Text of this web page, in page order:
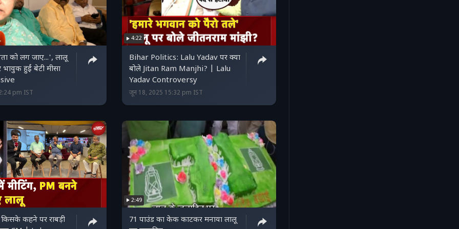
को लग जाए...', लालू
हुईं बेटी मीसा
pm IST
4:22
Bihar Politics: Lalu Yadav पर क्या
बोले Jitan Ram Manjhi? | Lalu
Yadav Controversy
जून 18, 2025 15:32 pm IST
कहने पर राबड़ी
2:49
71 पाउंड का केक काटकर मनाया लालू